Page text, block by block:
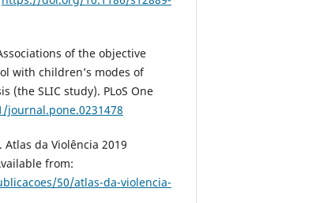
of the objective
with children’s modes of
(the SLIC study). PLoS One
da Violência 2019
from:
50/atlas-da-violencia-